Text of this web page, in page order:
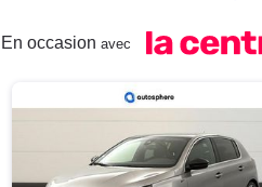
En occasion avec